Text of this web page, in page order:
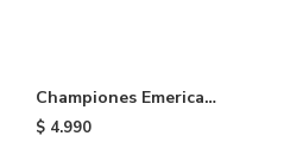
Championes Emerica
Provost G6 - Black /white
$ 4.990